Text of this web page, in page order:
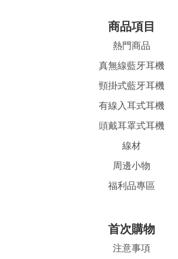
商品項目
熱門商品
真無線藍牙耳機
頸掛式藍牙耳機
有線入耳式耳機
頭戴耳罩式耳機
線材
周邊小物
福利品專區
首次購物
注意事項